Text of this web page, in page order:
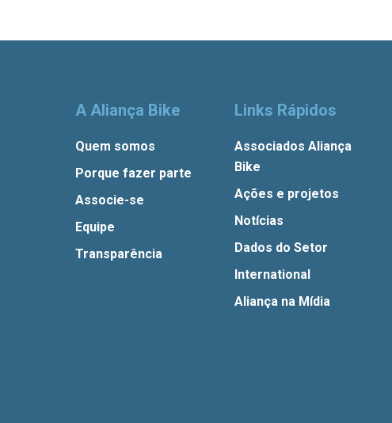
A Aliança Bike
Quem somos
Porque fazer parte
Associe-se
Equipe
Transparência
Links Rápidos
Associados Aliança
Bike
Ações e projetos
Notícias
Dados do Setor
International
Aliança na Mídia